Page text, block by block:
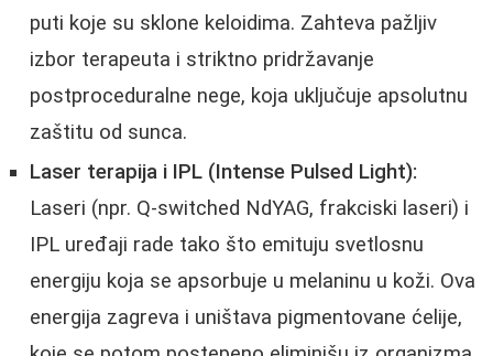
puti koje su sklone keloidima. Zahteva pažljiv
izbor terapeuta i striktno pridržavanje
postproceduralne nege, koja uključuje apsolutnu
zaštitu od sunca.
Laser terapija i IPL (Intense Pulsed Light):
Laseri (npr. Q-switched NdYAG, frakciski laseri) i
IPL uređaji rade tako što emituju svetlosnu
energiju koja se apsorbuje u melaninu u koži. Ova
energija zagreva i uništava pigmentovane ćelije,